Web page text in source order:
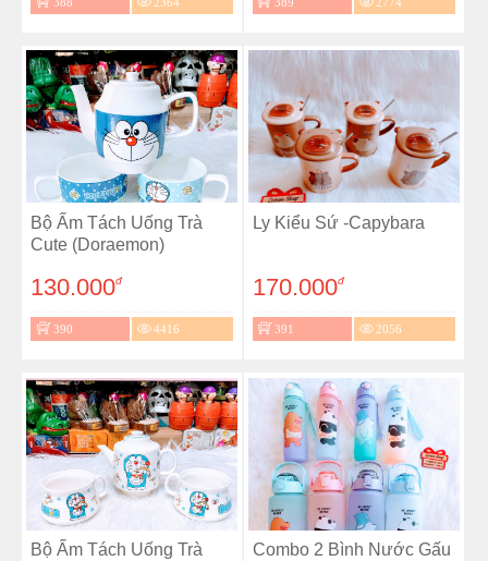
Bộ Ấm Tách Uống Trà
Cute (Doraemon)
130.000đ
390 4416
Ly Kiểu Sứ -Capybara
170.000đ
391 2056
Bộ Ấm Tách Uống Trà
Combo 2 Bình Nước Gấu